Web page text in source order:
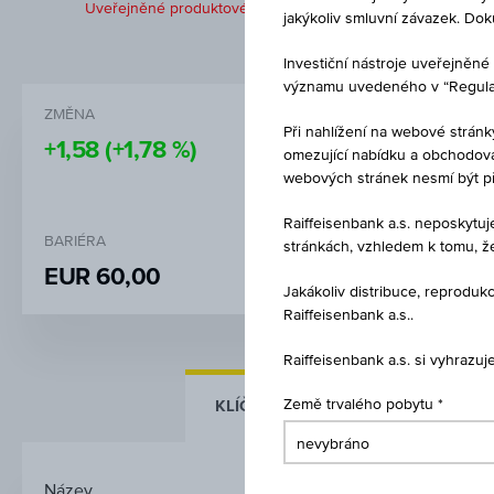
Uveřejněné produktové informace jsou určeny čistě pro
ZMĚNA
+1,58(+1,78 %) -
BARIÉRA
EUR 60,00
STRIKE
KLÍČOVÉ ÚDAJE ZÁKLADNÍ
jakýkoliv smluvní závazek.
Investiční nástroje
významu uvedeného v
Při nahlížení na webové
omezující nabídku a
webových stránek nesmí být
Raiffeisenbank a.s.
stránkách, vzhledem k tomu,
Jakákoliv distribuce,
Raiffeisenbank a.s..
Raiffeisenbank a.s. si
Země trvalého pobytu